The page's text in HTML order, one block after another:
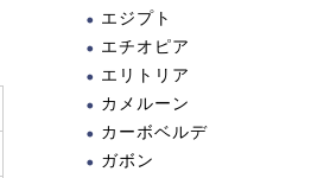
エジプト
エチオピア
エリトリア
カメルーン
カーボベルデ
ガボン